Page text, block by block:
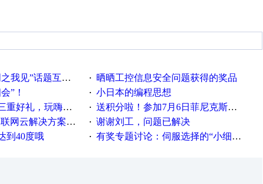
互动获奖名单发布公告 ·
晒晒工控信息安全问题获得的奖品
”！
· 小日本的编程思想
礼，玩嗨夏日！
· 送积分啦！参加7月6日菲尼克斯在线研讨会即得
解决方案实践及应用
· 谢谢刘工，问题已解决
到40度哦
· 有奖专题讨论：伺服选择的“小细节大学问”奖励公告